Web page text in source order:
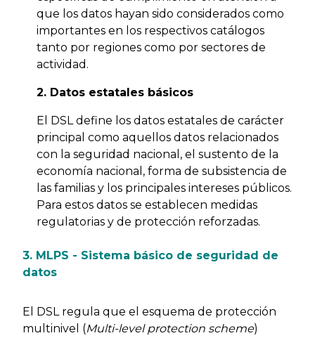
que los datos hayan sido considerados como
importantes en los respectivos catálogos
tanto por regiones como por sectores de
actividad.
2. Datos estatales básicos
El DSL define los datos estatales de carácter
principal como aquellos datos relacionados
con la seguridad nacional, el sustento de la
economía nacional, forma de subsistencia de
las familias y los principales intereses públicos.
Para estos datos se establecen medidas
regulatorias y de protección reforzadas.
3. MLPS - Sistema básico de seguridad de
datos
El DSL regula que el esquema de protección
multinivel (Multi-level protection scheme)